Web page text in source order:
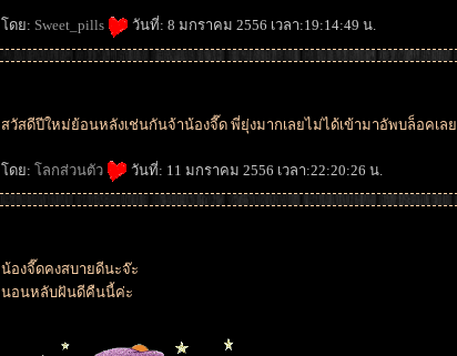
ดย: Sweet_pills วันที่: 8 มกราคม 2556 เวลา:19:14:49 น.
สวัสดีปีใหม่ย้อนหลังเช่นกันจ้าน้องจี๊ด พี่ยุ่งมากเลยไม่ได้เข้ามาอัพบล็อคเล
ดย: ลกส่วนตัว วันที่: 11 มกราคม 2556 เวลา:22:20:26 น.
น้องจี๊ดคงสบายดีนะจ๊ะ
นอนหลับฝันดีคืนนี้ค่ะ